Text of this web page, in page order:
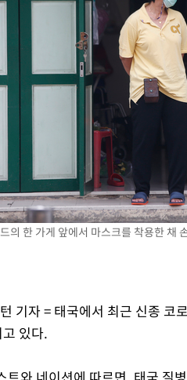
제르바이잔 투란VC 입단
다보니…한국 축구 '5승 2무'
내린 798.81마감
내린 6258.77에 마쳐
원 마감
, 2018년 이후 첫 40도
보' 신용해 前교정본부장 기소
국민적 공분에 수사 재개"
까지…'쑥대밭' 된 축구협회
장에 김태유 서울대 공대 교수…이
언' 진종오·서범수 징계 절차 개시
, 4053명 발생 1850명 사망
원 대표 구속 송치
의 한 가게 앞에서 마스크를 착용한 채
기자 = 태국에서 최근 신종 코
있다.